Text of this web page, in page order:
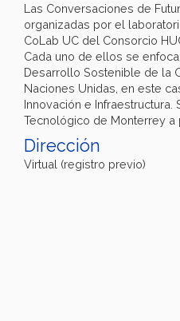
Las Conversaciones de
organizadas por el
CoLab UC del Consorcio
Cada uno de ellos se
Desarrollo Sostenible de la
Naciones Unidas, en este
Innovación e Infraestructura.
Tecnológico de Monterrey a
Dirección
Virtual (registro previo)